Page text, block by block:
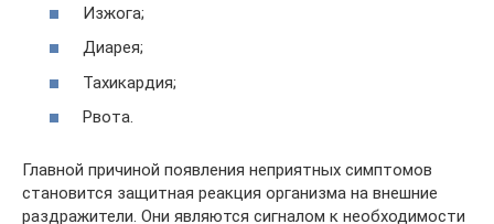
Изжога;
Диарея;
Тахикардия;
Рвота.
Главной причиной появления неприятных симптомов
становится защитная реакция организма на внешние
раздражители. Они являются сигналом к необходимости